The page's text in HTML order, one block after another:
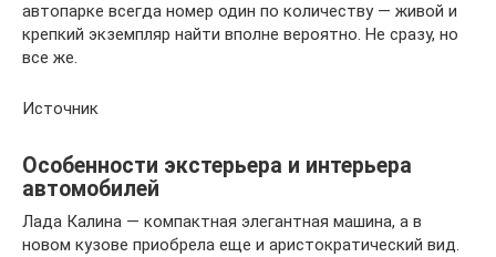
автопарке всегда номер один по количеству — живой и
крепкий экземпляр найти вполне вероятно. Не сразу, но
все же.
Источник
Особенности экстерьера и интерьера
автомобилей
Лада Калина — компактная элегантная машина, а в
новом кузове приобрела еще и аристократический вид.